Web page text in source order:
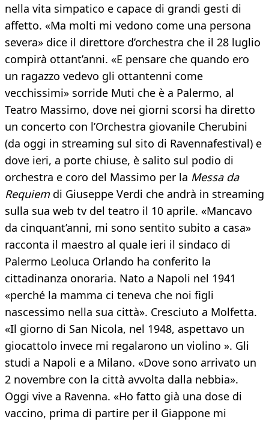
nella vita simpatico e capace di grandi gesti di
affetto. «Ma molti mi vedono come una persona
severa» dice il direttore d’orchestra che il 28 luglio
compirà ottant’anni. «E pensare che quando ero
un ragazzo vedevo gli ottantenni come
vecchissimi» sorride Muti che è a Palermo, al
Teatro Massimo, dove nei giorni scorsi ha diretto
un concerto con l’Orchestra giovanile Cherubini
(da oggi in streaming sul sito di Ravennafestival) e
dove ieri, a porte chiuse, è salito sul podio di
orchestra e coro del Massimo per la Messa da
Requiemdi Giuseppe Verdi che andrà in streaming
sulla sua web tv del teatro il 10 aprile. «Mancavo
da cinquant’anni, mi sono sentito subito a casa»
racconta il maestro al quale ieri il sindaco di
Palermo Leoluca Orlando ha conferito la
cittadinanza onoraria. Nato a Napoli nel 1941
«perché la mamma ci teneva che noi figli
nascessimo nella sua città». Cresciuto a Molfetta.
«Il giorno di San Nicola, nel 1948, aspettavo un
giocattolo invece mi regalarono un violino ». Gli
studi a Napoli e a Milano. «Dove sono arrivato un
2 novembre con la città avvolta dalla nebbia».
Oggi vive a Ravenna. «Ho fatto già una dose di
vaccino, prima di partire per il Giappone mi